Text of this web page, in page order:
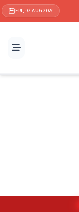
FRI, 07 AUG 2026